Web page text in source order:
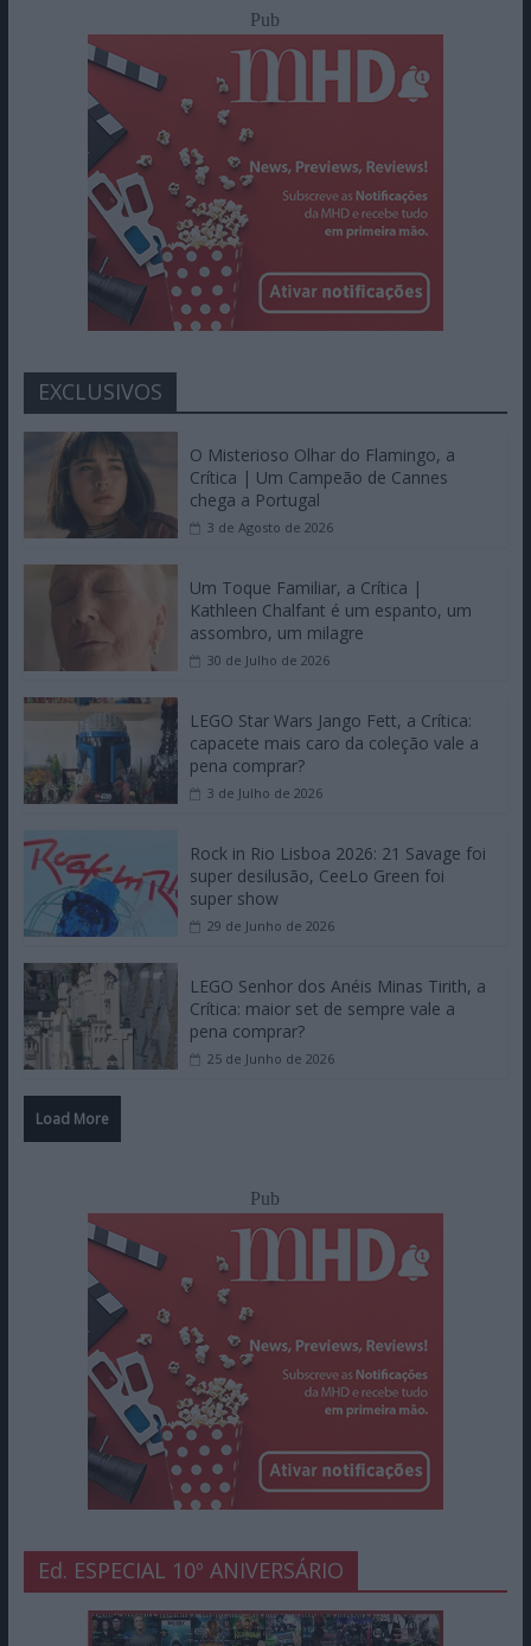
Pub
EXCLUSIVOS
O Misterioso Olhar do Flamingo, a
Crítica | Um Campeão de Cannes
chega a Portugal
3 de Agosto de 2026
Um Toque Familiar, a Crítica |
Kathleen Chalfant é um espanto, um
assombro, um milagre
30 de Julho de 2026
LEGO Star Wars Jango Fett, a Crítica:
capacete mais caro da coleção vale a
pena comprar?
3 de Julho de 2026
Rock in Rio Lisboa 2026: 21 Savage foi
super desilusão, CeeLo Green foi
super show
29 de Junho de 2026
LEGO Senhor dos Anéis Minas Tirith, a
Crítica: maior set de sempre vale a
pena comprar?
25 de Junho de 2026
Load More
Pub
Ed. ESPECIAL 10º ANIVERSÁRIO